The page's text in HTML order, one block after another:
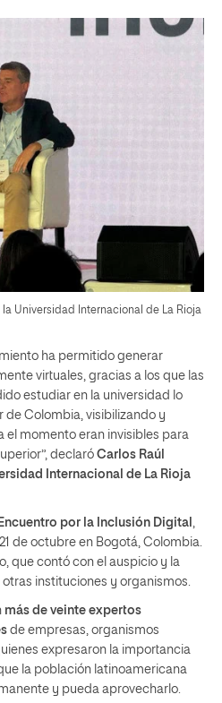
Universidad Internacional de La Rioja
ha permitido generar
virtuales, gracias a los que las
estudiar en la universidad lo
de Colombia, visibilizando y
el momento eran invisibles para
declaró Carlos Raúl
Internacional de La Rioja
por la Inclusión Digital ,
de octubre en Bogotá, Colombia.
que contó con el auspicio y la
instituciones y organismos.
más de veinte expertos
de empresas, organismos
expresaron la importancia
la población latinoamericana
y pueda aprovecharlo.